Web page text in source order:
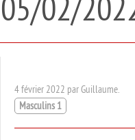
4 février 2022 par Guillaume.
Masculins 1